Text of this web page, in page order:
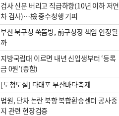
검사 신분 버리고 직급하향(10년 이하 저연
차 검사)…檢 중수청행 기피
부산 북구청 쑥뜸방, 前구청장 책임 인정될
까
지방국립대 이르면 내년 신입생부터 ‘등록
금 0원’(종합)
[도청도설] 다대포 부산바다축제
법원, 단차 논란 북항 복합환승센터 공사중
지 관련 현장검증